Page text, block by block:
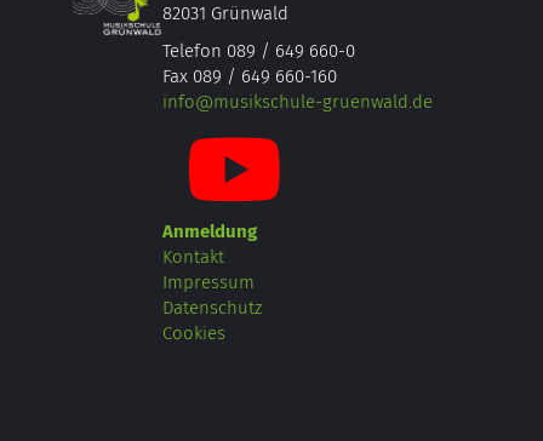
82031 Grünwald
Telefon 089 / 649 660-0
Fax 089 / 649 660-160
info@musikschule-gruenwald.de
Anmeldung
Kontakt
Impressum
Datenschutz
Cookies